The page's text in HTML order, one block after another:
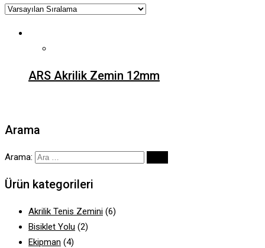
ARS Akrilik Zemin 12mm
Arama
Arama:
Ürün kategorileri
Akrilik Tenis Zemini (6)
Bisiklet Yolu (2)
Ekipman (4)